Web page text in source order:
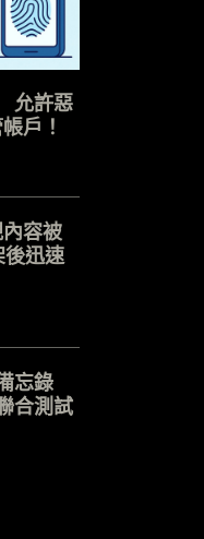
允許惡
戶！
容被
迅速
忘錄
合測試